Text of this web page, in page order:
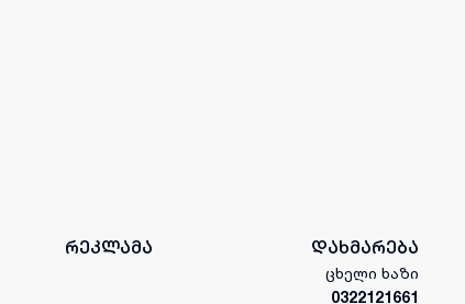
რეკლამა დახმარება
ცხელი ხაზი
0322121661